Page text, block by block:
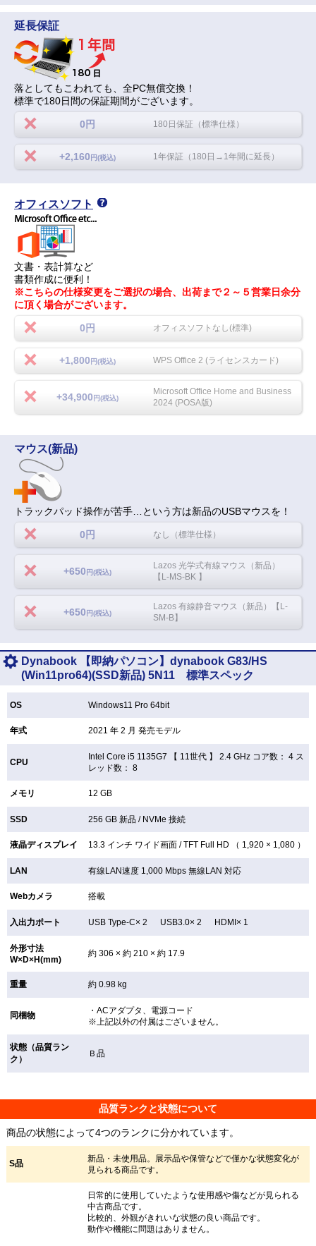
延長保証
落としてもこわれても、全PC無償交換！
標準で180日間の保証期間がございます。
0円 180日保証（標準仕様）
+2,160 円(税込) 1年保証（180日→1年間に延長）
オフィスソフト
文書・表計算など
書類作成に便利！
※こちらの仕様変更をご選択の場合、出荷まで２～５営業日余分
に頂く場合がございます。
0円 オフィスソフトなし(標準)
+1,800 円(税込) WPS Office 2 (ライセンスカード)
+34,900 円(税込)
Microsoft Office Home and Business
2024 (POSA版)
マウス(新品)
トラックパッド操作が苦手…という方は新品のUSBマウスを！
0円 なし（標準仕様）
+650 円(税込)
Lazos 光学式有線マウス（新品）
【L-MS-BK 】
+650 円(税込)
Lazos 有線静音マウス（新品）【L-
SM-B】
Dynabook 【即納パソコン】dynabook G83/HS
(Win11pro64)(SSD新品) 5N11 標準スペック
OS Windows11 Pro 64bit
年式 2021 年 2 月 発売モデル
CPU
Intel Core i5 1135G7 【 11世代 】 2.4 GHz コア数： 4 ス
レッド数： 8
メモリ 12 GB
SSD 256 GB新品 / NVMe 接続
液晶ディスプレイ 13.3 インチ ワイド画面 /TFT Full HD （ 1,920 × 1,080 ）
LAN 有線LAN速度 1,000 Mbps 無線LAN対応
Webカメラ 搭載
入出力ポート USB Type-C× 2 USB3.0× 2 HDMI× 1
外形寸法
W×D×H(mm)
約 306 × 約 210 × 約 17.9
重量 約 0.98 kg
同梱物
・ACアダプタ、電源コード
※上記以外の付属はございません。
状態（品質ラン
ク）
Ｂ品
品質ランクと状態について
商品の状態によって4つのランクに分かれています。
S品
新品・未使用品。展示品や保管などで僅かな状態変化が
見られる商品です。
日常的に使用していたような使用感や傷などが見られる
中古商品です。
比較的、外観がきれいな状態の良い商品です。
動作や機能に問題はありません。